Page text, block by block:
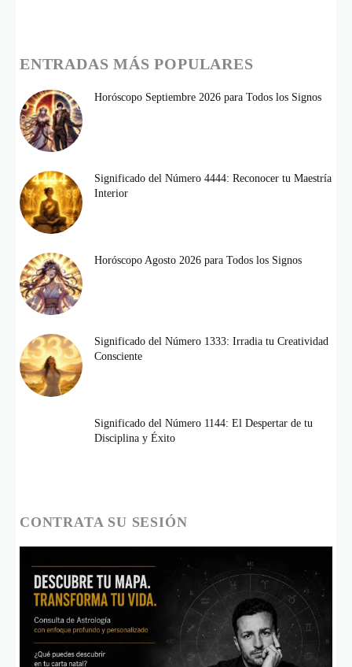
ENTRADAS MÁS POPULARES
Horóscopo Septiembre 2026 para Todos los Signos
Significado del Número 4444: Reconocer tu Maestría
Interior
Horóscopo Agosto 2026 para Todos los Signos
Significado del Número 1333: Irradia tu Creatividad
Consciente
Significado del Número 1144: El Despertar de tu
Disciplina y Éxito
CONTRATA SU SESIÓN